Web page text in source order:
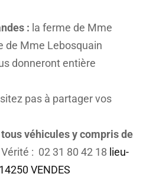
: la ferme de Mme
de Mme Lebosquain
donneront entière
pas à partager vos
véhicules y compris de
: 02 31 80 42 18 lieu-
VENDES